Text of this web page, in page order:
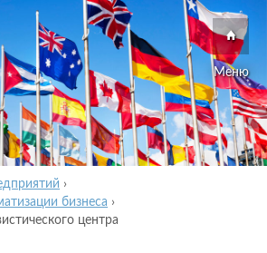
Меню
›
бизнеса ›
центра